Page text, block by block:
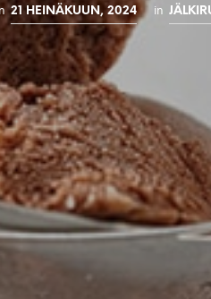
21 HEINÄKUUN, 2024 in